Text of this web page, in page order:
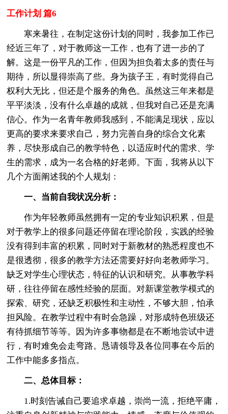
工作计划 篇6
寒来暑往，在制定这份计划的同时，我参加工作已
经近三年了，对于教师这一工作，也有了进一步的了
解。这是一份平凡的工作，但因为担负着太多的责任与
期待，所以显得崇高了些。身为孩子王，有时觉得自己
权利大无比，但还是个服务的角色。虽然这三年来都是
平平淡淡，没有什么卓越的成就，但我对自己还是充满
信心。作为一名青年教师我感到，不能满足现状，应以
更高的要求来要求自己，努力完善自身的综合文化素
养，尽快形成自己的教学特色，以适应时代的需求、学
生的需求，成为一名合格的好老师。下面，我将从以下
几个方面阐述我的个人规划：
一、当前自我状况分析：
作为年轻教师虽然拥有一定的专业知识积累，但是
对于教学上的很多问题还停留在理论阶段，实践的经验
没有得到丰富的积累，同时对于新教材的熟悉程度也不
是很透彻，很多的教学方法还需要好好向老教师学习。
缺乏对学生心理状态，特征的认识和研究。从事教学科
研，往往停留在感性经验的层面。对新课堂教学模式的
探索、研究，还缺乏积极性和主动性，不够大胆，怕承
担风险。在教学过程中有时会急躁，对形成特色班级还
有待抓细节等等。因为许多事物都是在不断地尝试中进
行，有时难免会走弯路。恳请领导及各位同事在今后的
工作中能多多指点。
二、总体目标：
1.时刻告诫自己要追求卓越，崇尚一流，拒绝平庸，